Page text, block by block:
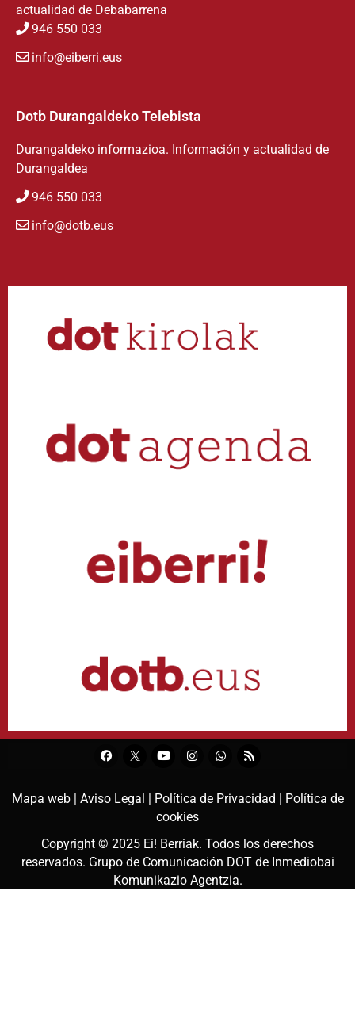
actualidad de Debabarrena
946 550 033
info@eiberri.eus
Dotb Durangaldeko Telebista
Durangaldeko informazioa. Información y actualidad de
Durangaldea
946 550 033
info@dotb.eus
Mapa web | Aviso Legal | Política de Privacidad | Política de
cookies
Copyright © 2025 Ei! Berriak. Todos los derechos
reservados. Grupo de Comunicación DOT de Inmediobai
Komunikazio Agentzia.